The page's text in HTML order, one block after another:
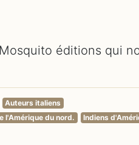
éditions qui
Auteurs italiens
l'Amérique du nord.
Indiens